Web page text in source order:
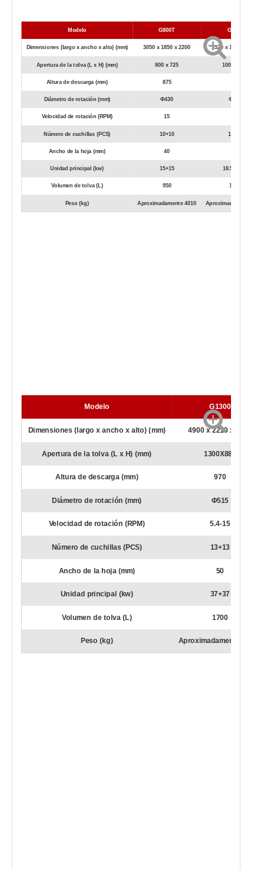
Modelo G800T G1000
Dimensiones (largo x ancho x alto) (mm) 3050 x 1850 x 2200 3320 x 1890 x 2200
Apertura de la tolva (L x H) (mm) 800 x 725 1000 x 725
Altura de descarga (mm) 875
Diámetro de rotación (mm) Φ430 Φ430
Velocidad de rotación (RPM) 15
Número de cuchillas (PCS) 10+10 13+12
Ancho de la hoja (mm) 40
Unidad principal (kw) 15+15 18.5+18..5
Volumen de tolva (L) 950 1130
Peso (kg) Aproximadamente 4010 Aproximadamente 4520
Modelo G1300
Dimensiones (largo x ancho x alto) (mm) 4900 x 2210 x 2600
Apertura de la tolva (L x H) (mm) 1300X880
Altura de descarga (mm) 970
Diámetro de rotación (mm) Φ515
Velocidad de rotación (RPM) 5.4-15
Número de cuchillas (PCS) 13+13
Ancho de la hoja (mm) 50
Unidad principal (kw) 37+37
Volumen de tolva (L) 1700
Peso (kg) Aproximadamente 11000